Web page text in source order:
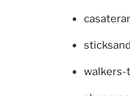
walkers-